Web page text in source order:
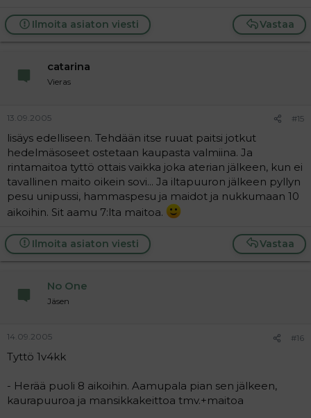
Vastaa
Ilmoita asiaton viesti
catarina
Vieras
13.09.2005 #15
lisäys edelliseen. Tehdään itse ruuat paitsi jotkut
hedelmäsoseet ostetaan kaupasta valmiina. Ja
rintamaitoa tyttö ottais vaikka joka aterian jälkeen, kun ei
tavallinen maito oikein sovi... Ja iltapuuron jälkeen pyllyn
pesu unipussi, hammaspesu ja maidot ja nukkumaan 10
aikoihin. Sit aamu 7:lta maitoa.
Vastaa
Ilmoita asiaton viesti
No One
Jäsen
14.09.2005 #16
Tyttö 1v4kk
- Herää puoli 8 aikoihin. Aamupala pian sen jälkeen,
kaurapuuroa ja mansikkakeittoa tmv.+maitoa